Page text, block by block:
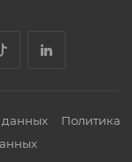
данных
Политика